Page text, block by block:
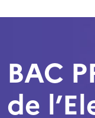
BAC
de